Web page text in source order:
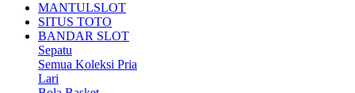
MANTULSLOT
SITUS TOTO
BANDAR SLOT
Sepatu
Semua Koleksi Pria
Lari